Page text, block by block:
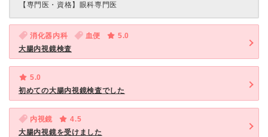
【専門医・資格】 眼科専門医
消化器内科 血便
5.0
大腸内視鏡検査
5.0
初めての大腸内視鏡検査でした
内視鏡
4.5
大腸内視鏡を受けました